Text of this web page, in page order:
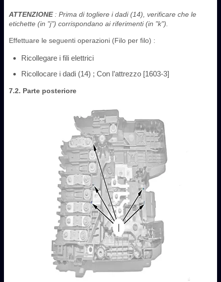
ATTENZIONE: Prima di togliere i dadi (14), verificare che le
etichette (in "j") corrispondano ai riferimenti (in "k").
Effettuare le seguenti operazioni (Filo per filo) :
Ricollegare i fili elettrici
Ricollocare i dadi (14) ; Con l’attrezzo [1603-3]
7.2. Parte posteriore